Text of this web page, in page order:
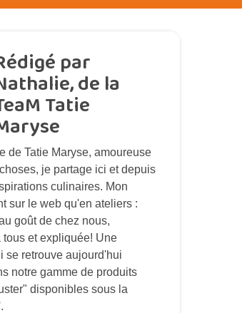
par
de la
Tatie
de Tatie Maryse, amoureuse
je partage ici et depuis
culinaires. Mon
sur le web qu'en ateliers :
goût de chez nous,
et expliquée! Une
se retrouve aujourd'hui
notre gamme de produits
disponibles sous la